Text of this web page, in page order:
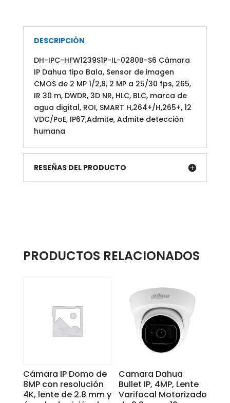
DESCRIPCIÓN
DH-IPC-HFW1239S1P-IL-0280B-S6 Cámara
IP Dahua tipo Bala, Sensor de imagen
CMOS de 2 MP 1/2,8, 2 MP a 25/30 fps, 265,
IR 30 m, DWDR, 3D NR, HLC, BLC, marca de
agua digital, ROI, SMART H,264+/H,265+, 12
VDC/PoE, IP67,Admite, Admite detección
humana
RESEÑAS DEL PRODUCTO
PRODUCTOS RELACIONADOS
Cámara IP Domo de
8MP con resolución
4K, lente de 2.8 mm y
Camara Dahua
Bullet IP, 4MP, Lente
Varifocal Motorizado